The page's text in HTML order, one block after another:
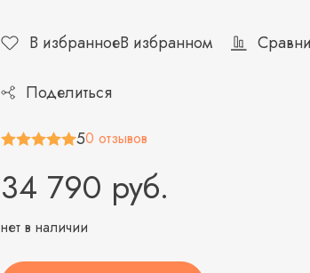
В избранноеВ избранном
Поделиться
50 отзывов
34 790 руб.
нет в наличии